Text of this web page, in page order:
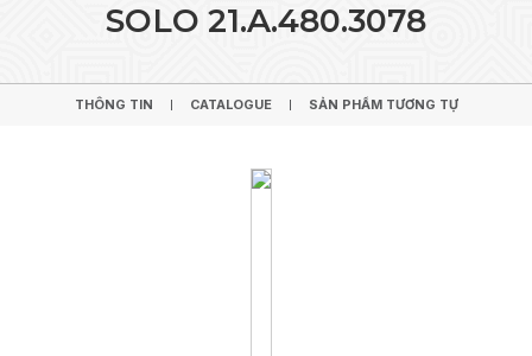
SOLO 21.A.480.3078
THÔNG TIN CATALOGUE SẢN PHẨM TƯƠNG TỰ